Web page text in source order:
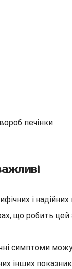
печінки
і
що робить
симптоми
інших